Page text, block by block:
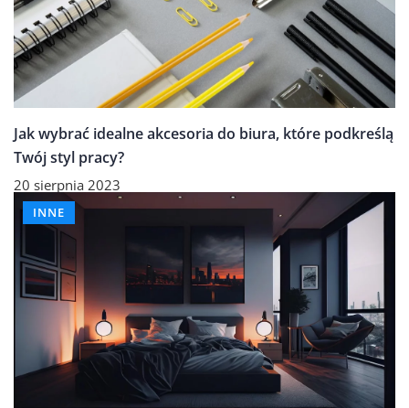
Jak wybrać idealne akcesoria do biura, które podkreślą
Twój styl pracy?
20 sierpnia 2023
INNE